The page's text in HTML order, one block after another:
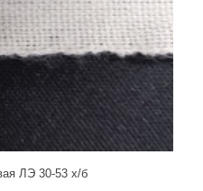
ЛЭ 30-53 х/б